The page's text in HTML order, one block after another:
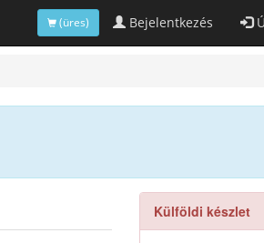
Bejelentkezés
(üres)
Külföldi készlet